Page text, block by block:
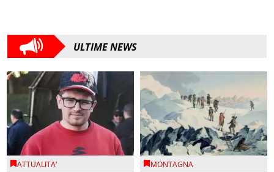
ULTIME NEWS
ATTUALITA' MONTAGNA